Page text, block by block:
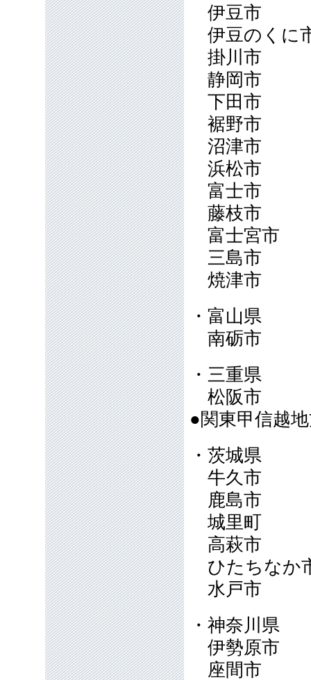
伊豆市
伊豆のく
掛川市
静岡市
下田市
裾野市
沼津市
浜松市
富士市
藤枝市
富士宮市
三島市
焼津市
・富山県
南砺市
・三重県
松阪市
●関東甲信越
・茨城県
牛久市
鹿島市
城里町
高萩市
ひたちな
水戸市
・神奈川県
伊勢原市
座間市